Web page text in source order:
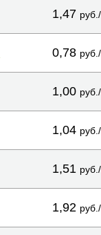
1,47
0,78
1,00
1,04
1,51
1,92